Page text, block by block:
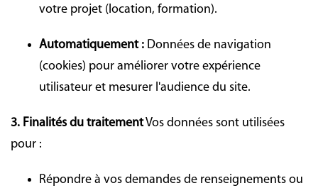
votre projet (location, formation).
Automatiquement : Données de navigation
(cookies) pour améliorer votre expérience
utilisateur et mesurer l'audience du site.
3. Finalités du traitementVos données sont utilisées
pour :
Répondre à vos demandes de renseignements ou